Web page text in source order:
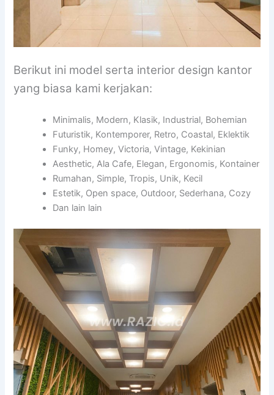
Berikut ini model serta interior design kantor
yang biasa kami kerjakan:
Minimalis, Modern, Klasik, Industrial, Bohemian
Futuristik, Kontemporer, Retro, Coastal, Eklektik
Funky, Homey, Victoria, Vintage, Kekinian
Aesthetic, Ala Cafe, Elegan, Ergonomis, Kontainer
Rumahan, Simple, Tropis, Unik, Kecil
Estetik, Open space, Outdoor, Sederhana, Cozy
Dan lain lain